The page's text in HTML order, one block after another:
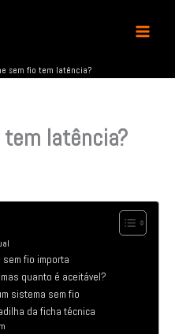
sem fio tem latência?
latência?
fio importa
quanto é aceitável?
sistema sem fio
da ficha técnica